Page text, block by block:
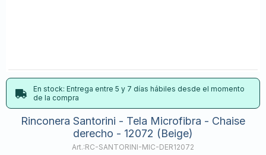
En stock: Entrega entre 5 y 7 días hábiles desde el momento
de la compra
Rinconera Santorini - Tela Microfibra - Chaise
derecho - 12072 (Beige)
RC-SANTORINI-MIC-DER12072